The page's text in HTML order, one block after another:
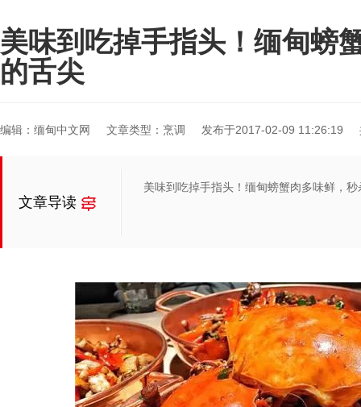
美味到吃掉手指头！缅甸螃
的舌尖
编辑：缅甸中文网 文章类型：烹调 发布于2017-02-09 11:26:19
文章导读
美味到吃掉手指头！缅甸螃蟹肉多味鲜，